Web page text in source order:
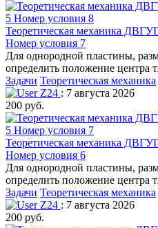
Теоретическая механика
Номер условия 7
Для однородной пластины,
определить положение центра
Задачи Теоретическая механика
Z24 : 7 августа 2026
200 руб.
Теоретическая механика
Номер условия 6
Для однородной пластины,
определить положение центра
Задачи Теоретическая механика
Z24 : 7 августа 2026
200 руб.